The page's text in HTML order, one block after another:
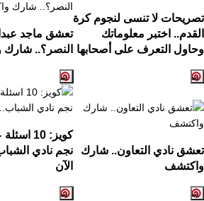
تصريحات لا تنسى لنجوم كرة
القدم.. اختبر معلوماتك
وحاول التعرف على أصحابها
تعشق ماجد
النصر؟..
تعشق نادي التعاون.. شارك
واكتشف
كويز: 10 اسئلة
نجم نادي
الآن